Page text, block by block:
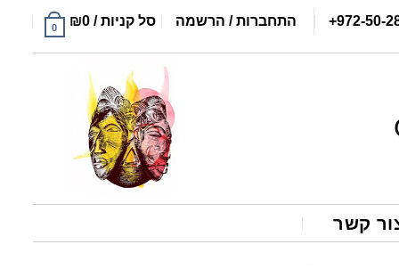
+972-50- התחברות / הרשמה סל קניות / ₪0
0
קשר